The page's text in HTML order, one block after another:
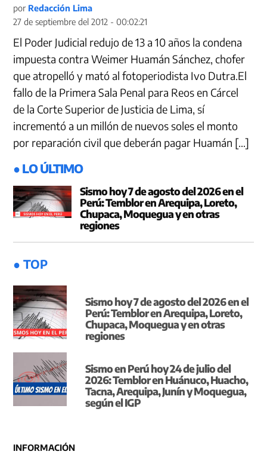
por Redacción Lima
27 de septiembre del 2012 - 00:02:21
El Poder Judicial redujo de 13 a 10 años la condena
impuesta contra Weimer Huamán Sánchez, chofer
que atropelló y mató al fotoperiodista Ivo Dutra.El
fallo de la Primera Sala Penal para Reos en Cárcel
de la Corte Superior de Justicia de Lima, sí
incrementó a un millón de nuevos soles el monto
por reparación civil que deberán pagar Huamán […]
● LO ÚLTIMO
Sismo hoy 7 de agosto del 2026 en el
Perú: Temblor en Arequipa, Loreto,
Chupaca, Moquegua y en otras
regiones
● TOP
Sismo hoy 7 de agosto del 2026 en el
Perú: Temblor en Arequipa, Loreto,
Chupaca, Moquegua y en otras
regiones
Sismo en Perú hoy 24 de julio del
2026: Temblor en Huánuco, Huacho,
Tacna, Arequipa, Junín y Moquegua,
según el IGP
INFORMACIÓN